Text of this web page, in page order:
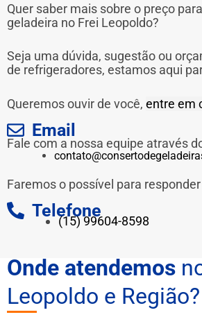
Quer saber mais sobre o preço
geladeira no Frei Leopoldo?
Seja uma dúvida, sugestão ou
de refrigeradores, estamos aqui
Queremos ouvir de você, entre em
Email
Fale com a nossa equipe através
Faremos o possível para
Telefone
(15) 99604-8598
Onde atendemos
Leopoldo e Região?